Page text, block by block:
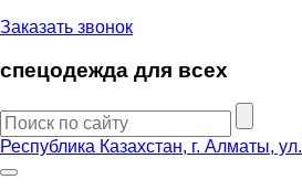
Заказать звонок
спецодежда для всех
Республика Казахстан, г. Алматы,